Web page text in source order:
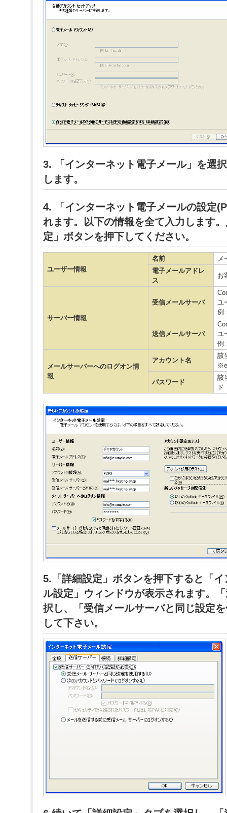
3. 「インターネット電子メール」を選
します。
4. 「インターネット電子メールの設定
れます。以下の情報を全て入力します
定」ボタンを押下してください。
ユーザー情報
名前
メ
電子メールアドレ
ス
お
サーバー情報
受信メールサーバ
ユ
例
送信メールサーバ
ユ
例
メールサーバーへのログオン情
報
アカウント名
該
パスワード
該
ド
5.「詳細設定」ボタンを押下すると「
ル設定」ウィンドウが表示されます。
択し、「受信メールサーバと同じ設定
して下さい。